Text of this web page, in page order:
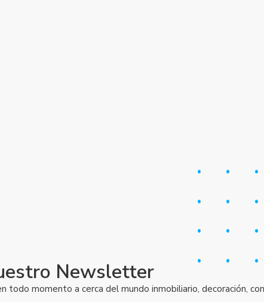
Newsletter
todo momento a cerca del mundo inmobiliario, decoración,